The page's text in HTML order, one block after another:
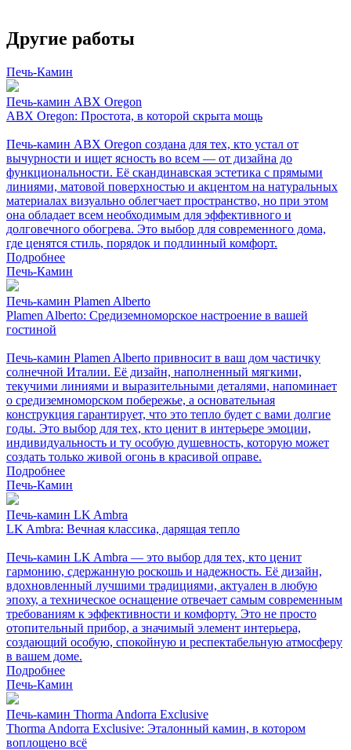
Другие работы
Печь-Камин
Печь-камин ABX Oregon
ABX Oregon: Простота, в которой скрыта мощь
Печь-камин ABX Oregon создана для тех, кто устал от
вычурности и ищет ясность во всем — от дизайна до
функциональности. Её скандинавская эстетика с прямыми
линиями, матовой поверхностью и акцентом на натуральных
материалах визуально облегчает пространство, но при этом
она обладает всем необходимым для эффективного и
долговечного обогрева. Это выбор для современного дома,
где ценятся стиль, порядок и подлинный комфорт.
Подробнее
Печь-Камин
Печь-камин Plamen Alberto
Plamen Alberto: Средиземноморское настроение в вашей
гостиной
Печь-камин Plamen Alberto привносит в ваш дом частичку
солнечной Италии. Её дизайн, наполненный мягкими,
текучими линиями и выразительными деталями, напоминает
о средиземноморском побережье, а основательная
конструкция гарантирует, что это тепло будет с вами долгие
годы. Это выбор для тех, кто ценит в интерьере эмоции,
индивидуальность и ту особую душевность, которую может
создать только живой огонь в красивой оправе.
Подробнее
Печь-Камин
Печь-камин LK Ambra
LK Ambra: Вечная классика, дарящая тепло
Печь-камин LK Ambra — это выбор для тех, кто ценит
гармонию, сдержанную роскошь и надежность. Её дизайн,
вдохновленный лучшими традициями, актуален в любую
эпоху, а техническое оснащение отвечает самым современным
требованиям к эффективности и комфорту. Это не просто
отопительный прибор, а значимый элемент интерьера,
создающий особую, спокойную и респектабельную атмосферу
в вашем доме.
Подробнее
Печь-Камин
Печь-камин Thorma Andorra Exclusive
Thorma Andorra Exclusive: Эталонный камин, в котором
воплощено всё